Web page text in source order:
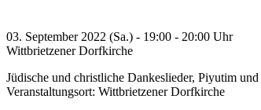
03. September 2022 (Sa.) - 19:00 - 20:00 Uhr
Wittbrietzener Dorfkirche
Jüdische und christliche Dankeslieder, Piyutim
Veranstaltungsort: Wittbrietzener Dorfkirche